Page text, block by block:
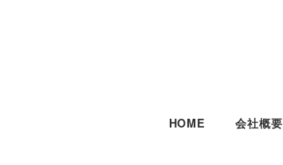
HOME 会社概要